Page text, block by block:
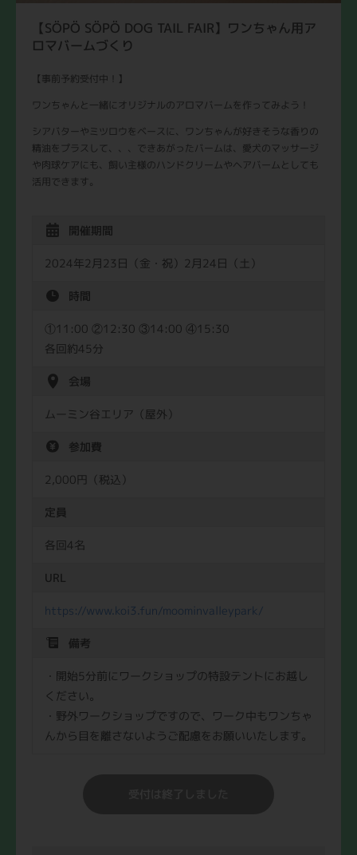
【SÖPÖ SÖPÖ DOG TAIL FAIR】ワンちゃん用ア
ロマバームづくり
【事前予約受付中！】
ワンちゃんと一緒にオリジナルのアロマバームを作ってみよう！
シアバターやミツロウをベースに、ワンちゃんが好きそうな香りの
精油をプラスして、、、できあがったバームは、愛犬のマッサージ
や肉球ケアにも、飼い主様のハンドクリームやヘアバームとしても
活用できます。
開催期間
2024年2月23日（金・祝）2月24日（土）
時間
①11:00 ②12:30 ③14:00 ④15:30
各回約45分
会場
ムーミン谷エリア（屋外）
参加費
2,000円（税込）
定員
各回4名
URL
https://www.koi3.fun/moominvalleypark/
備考
・開始5分前にワークショップの特設テントにお越し
ください。
・野外ワークショップですので、ワーク中もワンちゃ
んから目を離さないようご配慮をお願いいたします。